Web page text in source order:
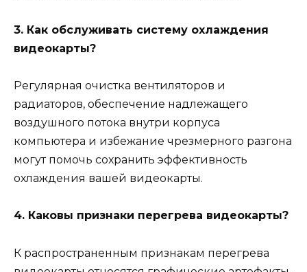
3. Как обслуживать систему охлаждения
видеокарты?
Регулярная очистка вентиляторов и
радиаторов, обеспечение надлежащего
воздушного потока внутри корпуса
компьютера и избежание чрезмерного разгона
могут помочь сохранить эффективность
охлаждения вашей видеокарты.
4. Каковы признаки перегрева видеокарты?
К распространенным признакам перегрева